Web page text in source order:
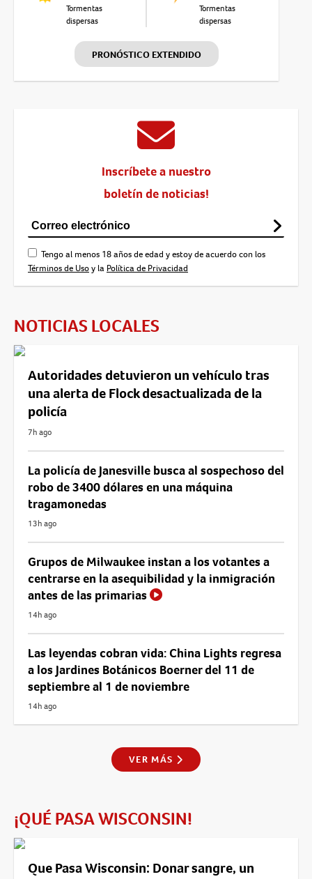
Tormentas
dispersas
Tormentas
dispersas
PRONÓSTICO EXTENDIDO
Inscríbete a nuestro
boletín de noticias!
Tengo al menos 18 años de edad y estoy de acuerdo con los
Términos de Usoy la Política de Privacidad
NOTICIAS LOCALES
Autoridades detuvieron un vehículo tras
una alerta de Flock desactualizada de la
policía
7h ago
La policía de Janesville busca al sospechoso del
robo de 3400 dólares en una máquina
tragamonedas
13h ago
Grupos de Milwaukee instan a los votantes a
centrarse en la asequibilidad y la inmigración
antes de las primarias
14h ago
Las leyendas cobran vida: China Lights regresa
a los Jardines Botánicos Boerner del 11 de
septiembre al 1 de noviembre
14h ago
VER MÁS
¡QUÉ PASA WISCONSIN!
Que Pasa Wisconsin: Donar sangre, un